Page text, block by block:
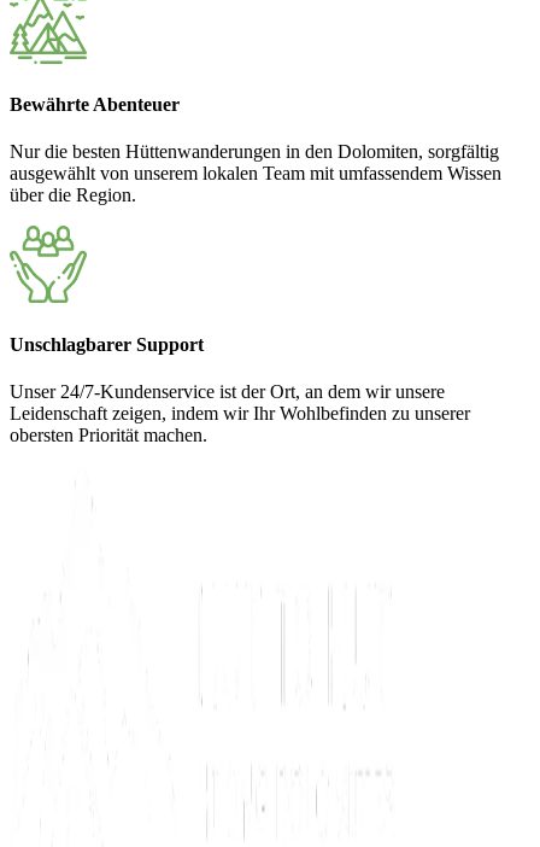
Bewährte Abenteuer
Nur die besten Hüttenwanderungen in den Dolomiten, sorgfältig
ausgewählt von unserem lokalen Team mit umfassendem Wissen
über die Region.
Unschlagbarer Support
Unser 24/7-Kundenservice ist der Ort, an dem wir unsere
Leidenschaft zeigen, indem wir Ihr Wohlbefinden zu unserer
obersten Priorität machen.